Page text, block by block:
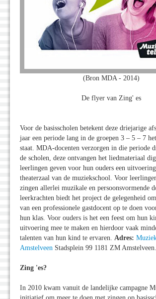
(Bron MDA - 2014)
De flyer van Zing' es
Voor de basisscholen betekent deze driejarige
jaar een periode lang in de groepen 3 – 5 – 7
staat. MDA-docenten verzorgen in die periode
de scholen, deze ontvangen het liedmateriaal
leerlingen geven voor hun ouders een
theaterzaal van de muziekschool. Voor
zingen allerlei muzikale en persoonsvormende
leerkrachten biedt het project de gelegenheid
van een professionele gastdocent op te doen
hun klas. Voor ouders is het een feest om hun
uitvoering mee te maken en hierdoor vaak
talenten van hun kind te ervaren. Adres:
Amstelveen Stadsplein 99 1181 ZM Amstelveen.
Zing 'es?
In 2010 kwam vanuit de landelijke campagne